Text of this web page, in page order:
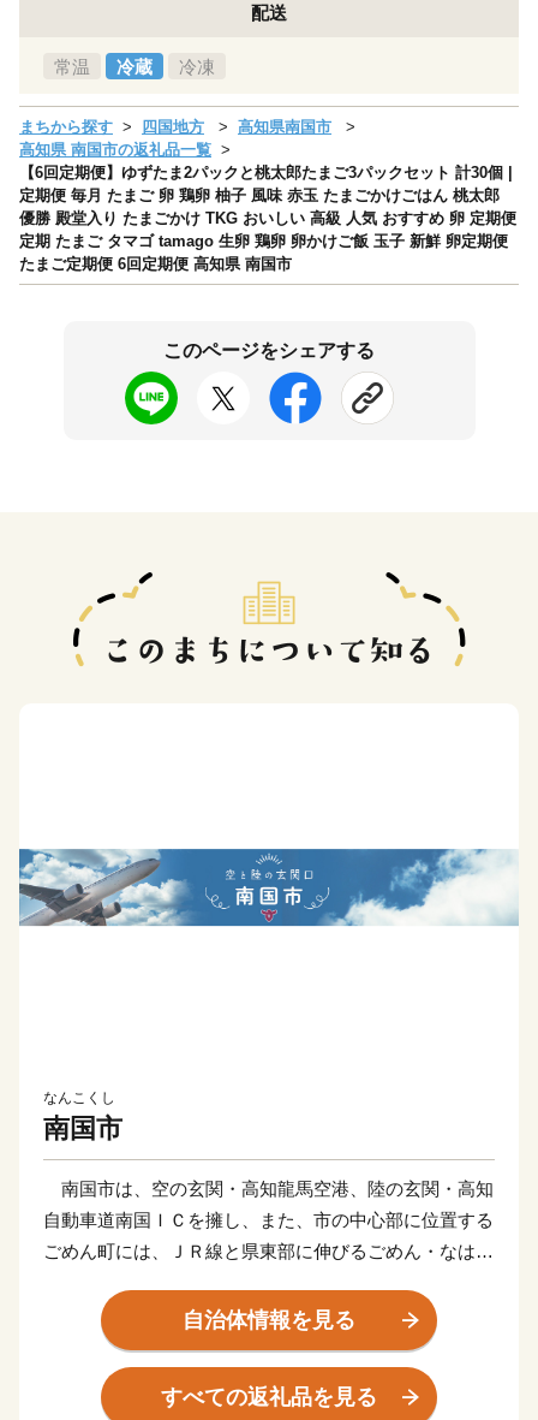
配送
常温 冷蔵 冷凍
まちから探す 四国地方
高知県南国市
高知県 南国市の返礼品一覧
【6回定期便】ゆずたま2パックと桃太郎たまご3パックセット 計30個 |
定期便 毎月 たまご 卵 鶏卵 柚子 風味 赤玉 たまごかけごはん 桃太郎
優勝 殿堂入り たまごかけ TKG おいしい 高級 人気 おすすめ 卵 定期便
定期 たまご タマゴ tamago 生卵 鶏卵 卵かけご飯 玉子 新鮮 卵定期便
たまご定期便 6回定期便 高知県 南国市
このページをシェアする
なんこくし
南国市
南国市は、空の玄関・高知龍馬空港、陸の玄関・高知
自動車道南国ＩＣを擁し、また、市の中心部に位置する
ごめん町には、ＪＲ線と県東部に伸びるごめん・なはり
面電車の始発駅「ごめん町駅」などがあり、土佐の旅の
玄関口として大きな役割を果たしています。
かつて土佐の国庁として栄えてきたこの街には、いに
しえの息吹を伝える多くの歴史遺産が点在し、土佐の稲
自治体情報を見る
すべての返礼品を見る